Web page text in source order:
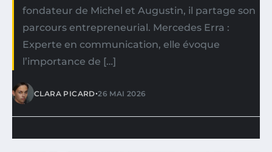
fondateur de Michel et Augustin, il partage son
parcours entrepreneurial. Mercedes Erra :
Experte en communication, elle évoque
l’importance de […]
CLARA PICARD•26 MAI 2026